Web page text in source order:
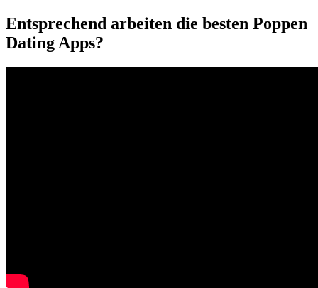
Entsprechend arbeiten die besten Poppen
Dating Apps?